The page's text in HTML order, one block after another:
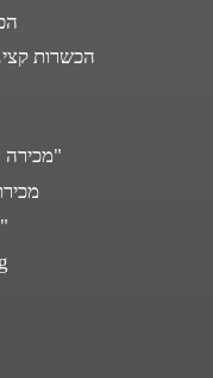
הכשרות